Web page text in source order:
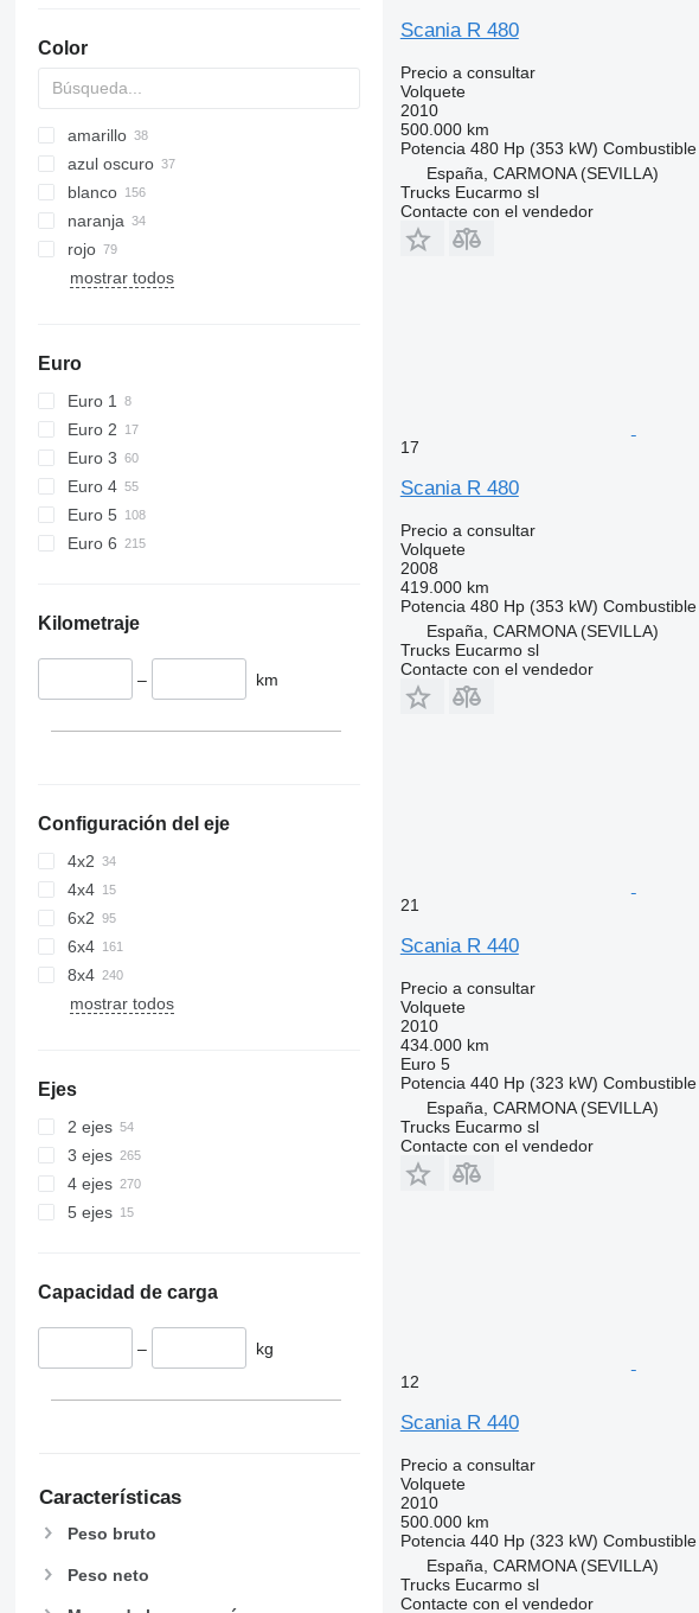
Color
amarillo
azul oscuro
blanco
naranja
rojo
mostrar todos
Euro
Euro 1
Euro 2
Euro 3
Euro 4
Euro 5
Euro 6
Kilometraje
– km
Configuración del eje
4x2
4x4
6x2
6x4
8x4
mostrar todos
Ejes
2 ejes
3 ejes
4 ejes
5 ejes
Capacidad de carga
– kg
Características
Peso bruto
Peso neto
Scania R 480
Precio a consultar
Volquete
2010
500.000 km
Potencia 480 Hp (353 kW) Combustible
España, CARMONA (SEVILLA)
Trucks Eucarmo sl
Contacte con el vendedor
17
Scania R 480
Precio a consultar
Volquete
2008
419.000 km
Potencia 480 Hp (353 kW) Combustible
España, CARMONA (SEVILLA)
Trucks Eucarmo sl
Contacte con el vendedor
21
Scania R 440
Precio a consultar
Volquete
2010
434.000 km
Euro 5
Potencia 440 Hp (323 kW) Combustible
España, CARMONA (SEVILLA)
Trucks Eucarmo sl
Contacte con el vendedor
12
Scania R 440
Precio a consultar
Volquete
2010
500.000 km
Potencia 440 Hp (323 kW) Combustible
España, CARMONA (SEVILLA)
Trucks Eucarmo sl
Contacte con el vendedor